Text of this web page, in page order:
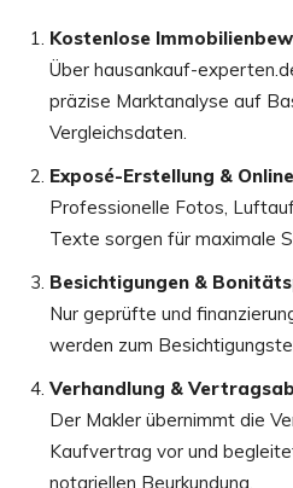
Kostenlose
Über hausankauf-
präzise Marktanalyse auf
Vergleichsdaten.
Exposé-Erstellung &
Professionelle Fotos,
Texte sorgen für maximale
Besichtigungen &
Nur geprüfte und
werden zum
Verhandlung &
Der Makler übernimmt die
Kaufvertrag vor und
notariellen Beurkundung.